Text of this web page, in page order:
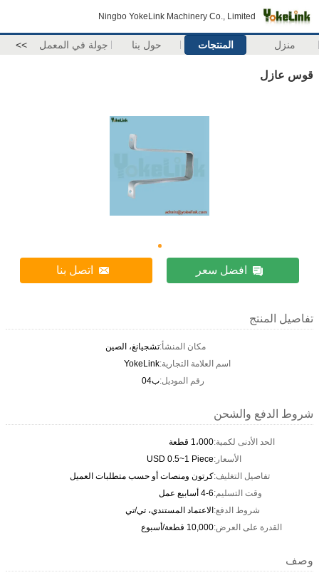
Ningbo YokeLink Machinery Co., Limited
منزل المنتجات حول بنا جولة في المعمل >>
قوس عازل
افضل سعر اتصل بنا
تفاصيل المنتج
مكان المنشأ:تشجيانغ، الصين
اسم العلامة التجارية:YokeLink
رقم الموديل:ب04
شروط الدفع والشحن
الحد الأدنى لكمية:1،000 قطعة
الأسعار:USD 0.5~1 Piece
تفاصيل التغليف:كرتون ومنصات أو حسب متطلبات العميل
وقت التسليم:4-6 أسابيع عمل
شروط الدفع:الاعتماد المستندي، تي/تي
القدرة على العرض:10,000 قطعة/أسبوع
وصف